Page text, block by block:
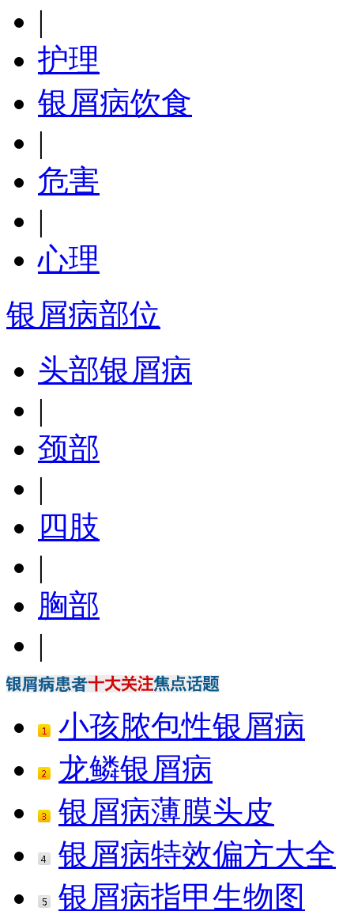
|
护理
银屑病饮食
|
危害
|
心理
银屑病部位
头部银屑病
|
颈部
|
四肢
|
胸部
|
小孩脓包性银屑病
龙鳞银屑病
银屑病薄膜头皮
银屑病特效偏方大全
银屑病指甲生物图